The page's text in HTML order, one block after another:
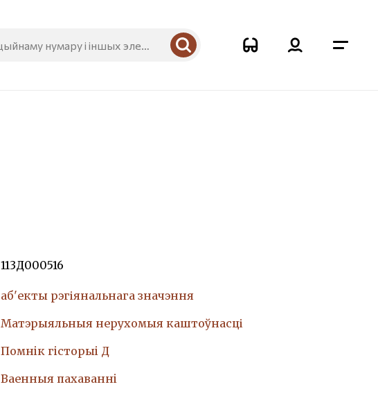
113Д000516
аб'екты рэгіянальнага значэння
Матэрыяльныя нерухомыя каштоўнасці
Помнiк гiсторыi Д
Ваенныя пахаваннi